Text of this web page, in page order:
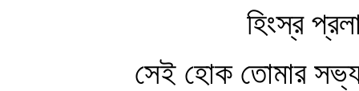
হিংস্র প্রলাপের
সেই হোক তোমার সভ্যতার